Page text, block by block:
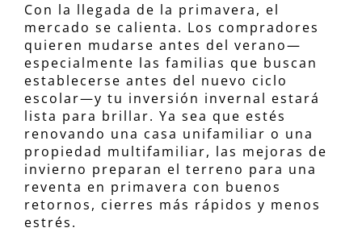
Con la llegada de la primavera, el
mercado se calienta. Los compradores
quieren mudarse antes del verano—
especialmente las familias que buscan
establecerse antes del nuevo ciclo
escolar—y tu inversión invernal estará
lista para brillar. Ya sea que estés
renovando una casa unifamiliar o una
propiedad multifamiliar, las mejoras de
invierno preparan el terreno para una
reventa en primavera con buenos
retornos, cierres más rápidos y menos
estrés.